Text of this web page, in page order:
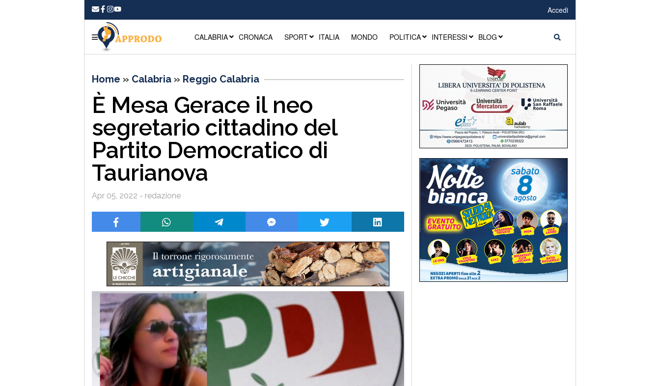
Accedi
CALABRIA CRONACA SPORT ITALIA MONDO POLITICA INTERESSI BLOG
Home » Calabria » Reggio Calabria
È Mesa Gerace il neo
segretario cittadino del
Partito Democratico di
Taurianova
Apr 05, 2022 - redazione